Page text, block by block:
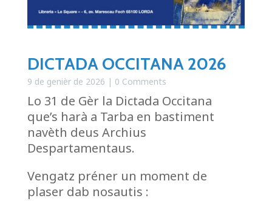
DICTADA OCCITANA 2026
9 de genièr de 2026 | 0 Comments
Lo 31 de Gèr la Dictada Occitana
que’s harà a Tarba en bastiment
navèth deus Archius
Despartamentaus.
Vengatz préner un moment de
plaser dab nosautis :